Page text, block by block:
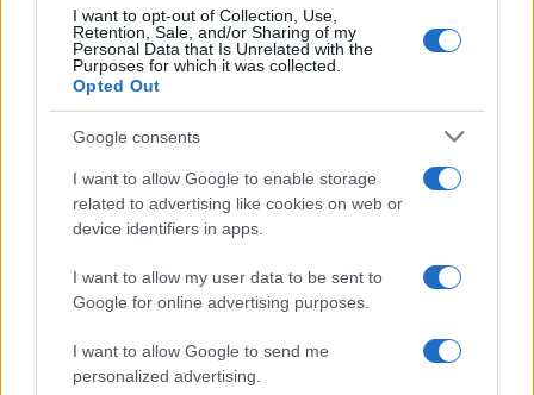
I want to opt-out of Collection, Use,
Retention, Sale, and/or Sharing of my
Personal Data that Is Unrelated with the
Purposes for which it was collected.
Opted Out
Google consents
I want to allow Google to enable storage
related to advertising like cookies on web or
device identifiers in apps.
I want to allow my user data to be sent to
Google for online advertising purposes.
I want to allow Google to send me
personalized advertising.
înfrângere victorie
Datoria fiecăruia